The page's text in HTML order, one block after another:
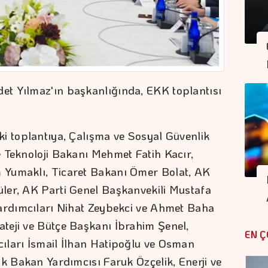
Yılmaz'ın başkanlığında, EKK toplantısı
toplantıya, Çalışma ve Sosyal Güvenlik
Bakanı Mehmet Fatih Kacır,
Ticaret Bakanı Ömer Bolat, AK
AK Parti Genel Başkanvekili Mustafa
Nihat Zeybekci ve Ahmet Baha
ve Bütçe Başkanı İbrahim Şenel,
İsmail İlhan Hatipoğlu ve Osman
Bakan Yardımcısı Faruk Özçelik, Enerji ve
EN